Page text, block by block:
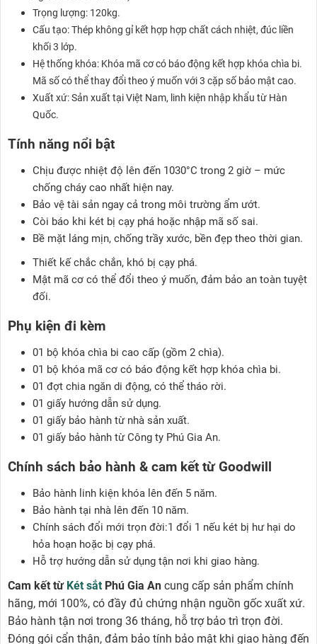
Trọng lượng: 120kg.
Cấu tạo: Thép không gỉ kết hợp hợp chất cách nhiệt, đúc liền
khối 3 lớp.
Hệ thống khóa: Khóa mã cơ có báo động kết hợp khóa chìa bi.
Mã số có thể thay đổi theo ý muốn với 3 cặp số bảo mật cao.
Xuất xứ: Sản xuất tại Việt Nam, linh kiện nhập khẩu từ Hàn
Quốc.
Tính năng nổi bật
Chịu được nhiệt độ lên đến 1030°C trong 2 giờ – mức
chống cháy cao nhất hiện nay.
Bảo vệ tài sản ngay cả trong môi trường ẩm ướt.
Còi báo khi két bị cạy phá hoặc nhập mã số sai.
Bề mặt láng mịn, chống trầy xước, bền đẹp theo thời gian.
Thiết kế chắc chắn, khó bị cạy phá.
Mật mã cơ có thể đổi theo ý muốn, đảm bảo an toàn tuyệt
đối.
Phụ kiện đi kèm
01 bộ khóa chìa bi cao cấp (gồm 2 chìa).
01 bộ khóa mã cơ có báo động kết hợp khóa chìa bi.
01 đợt chia ngăn di động, có thể tháo rời.
01 giấy hướng dẫn sử dụng.
01 giấy bảo hành từ nhà sản xuất.
01 giấy bảo hành từ Công ty Phú Gia An.
Chính sách bảo hành & cam kết từ Goodwill
Bảo hành linh kiện khóa lên đến 5 năm.
Bảo hành tại nhà lên đến 10 năm.
Chính sách đổi mới trọn đời:1 đổi 1 nếu két bị hư hại do
hỏa hoạn hoặc bị cạy phá.
Hỗ trợ hướng dẫn sử dụng tận nơi khi giao hàng.
Cam kết từ Két sắt Phú Gia An cung cấp sản phẩm chính
hãng, mới 100%, có đầy đủ chứng nhận nguồn gốc xuất xứ.
Bảo hành tận nơi trong 36 tháng, hỗ trợ bảo trì trọn đời.
Đóng gói cẩn thận, đảm bảo tính bảo mật khi giao hàng đến